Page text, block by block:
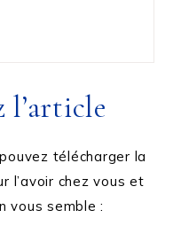
l’article
télécharger la
l’avoir chez vous et
vous semble :